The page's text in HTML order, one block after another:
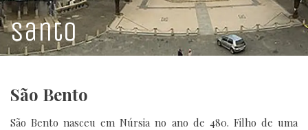
Santo
São Bento
São Bento nasceu em Núrsia no ano de 480. Filho de uma